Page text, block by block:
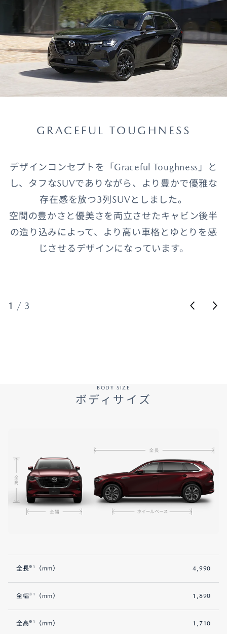
GRACEFUL TOUGHNESS
デザインコンセプトを「Graceful Toughness」と
し、タフなSUVでありながら、より豊かで優雅な
存在感を放つ3列SUVとしました。
空間の豊かさと優美さを両立させたキャビン後半
の造り込みによって、より高い車格とゆとりを感
じさせるデザインになっています。
1 / 3
BODY SIZE
ボディサイズ
全長※1 （mm） 4,990
全幅※1 （mm） 1,890
全高※1 （mm） 1,710